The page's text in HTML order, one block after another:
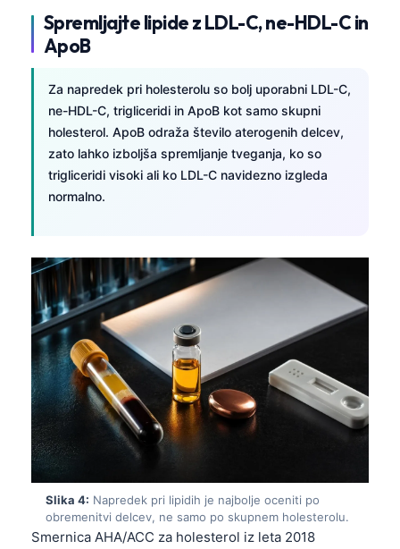
Spremljajte lipide z LDL-C, ne-HDL-C in
ApoB
Za napredek pri holesterolu so bolj uporabni LDL-C,
ne-HDL-C, trigliceridi in ApoB kot samo skupni
holesterol. ApoB odraža število aterogenih delcev,
zato lahko izboljša spremljanje tveganja, ko so
trigliceridi visoki ali ko LDL-C navidezno izgleda
normalno.
Slika 4: Napredek pri lipidih je najbolje oceniti po
obremenitvi delcev, ne samo po skupnem holesterolu.
Smernica AHA/ACC za holesterol iz leta 2018